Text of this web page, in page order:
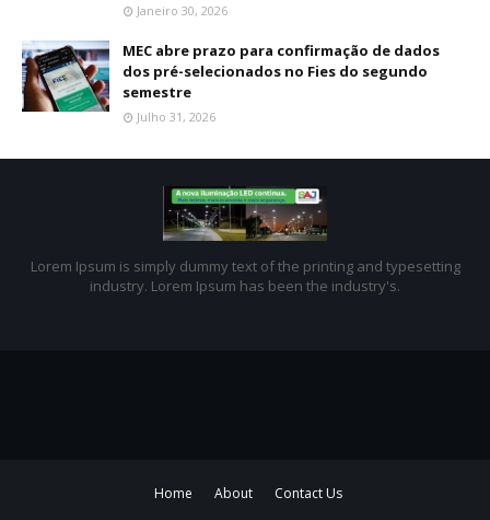
Janeiro 30, 2026
MEC abre prazo para confirmação de dados
dos pré-selecionados no Fies do segundo
semestre
Julho 31, 2026
Lorem Ipsum is simply dummy text of the printing and typesetting
industry. Lorem Ipsum has been the industry's.
Home About
Contact Us